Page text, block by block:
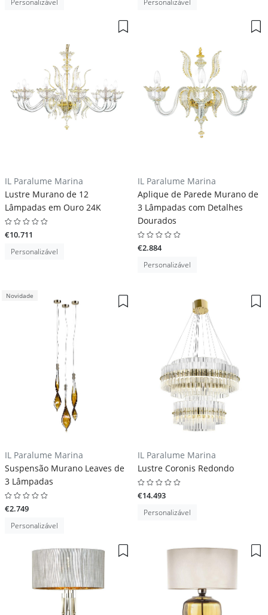
Personalizável Personalizável
IL Paralume Marina
Lustre Murano de 12
Lâmpadas em Ouro 24K
€10.711
Personalizável
IL Paralume Marina
Aplique de Parede Murano de
3 Lâmpadas com Detalhes
Dourados
€2.884
Personalizável
Novidade
IL Paralume Marina
Suspensão Murano Leaves de
3 Lâmpadas
€2.749
Personalizável
IL Paralume Marina
Lustre Coronis Redondo
€14.493
Personalizável